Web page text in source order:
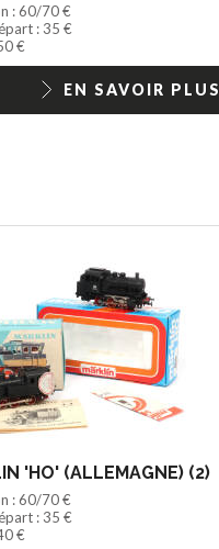
: 60/70 €
: 35 €
€
EN SAVOIR PLUS
'HO' (ALLEMAGNE) (2)
: 60/70 €
: 35 €
€